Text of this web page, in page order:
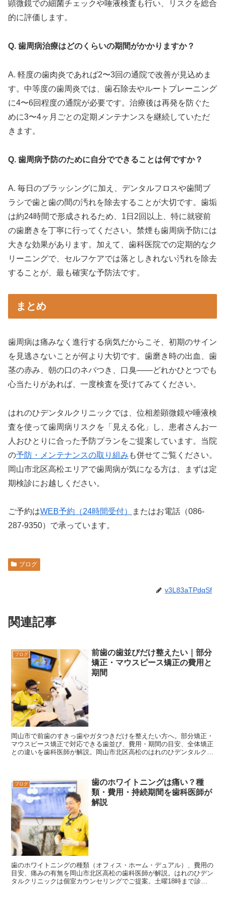
顕微鏡での細菌チェックや唾液検査も行い、リスクを総合
的に評価します。
Q. 歯周病治療はどのくらいの期間がかかりますか？
A. 軽度の歯肉炎であれば2〜3回の通院で改善が見込めま
す。中等度の歯周炎では、歯石除去やルートプレーニング
に4〜6回程度の通院が必要です。治療後は再発を防ぐた
めに3〜4ヶ月ごとの定期メンテナンスを継続していただ
きます。
Q. 歯周病予防のために自分でできることは何ですか？
A. 毎日のブラッシングに加え、デンタルフロスや歯間ブ
ラシで歯と歯の間の汚れを除去することが大切です。歯垢
は約24時間で形成されるため、1日2回以上、特に就寝前
の歯磨きを丁寧に行ってください。禁煙も歯周病予防には
大きな効果があります。加えて、歯科医院での定期的なク
リーニングで、セルフケアでは落としきれない汚れを除去
することが、最も確実な予防法です。
まとめ
歯周病は痛みなく進行する病気だからこそ、初期のサイン
を見逃さないことが何より大切です。歯磨き時の出血、歯
茎の赤み、朝の口のネバつき、口臭——どれかひとつでも
心当たりがあれば、一度検査を受けてみてください。
はれのひデンタルクリニックでは、位相差顕微鏡や唾液検
査を使って歯周病リスクを「見える化」し、患者さんお一
人おひとりに合った予防プランをご提案しています。当院
の予防・メンテナンスの取り組み も併せてご覧ください。
岡山市北区高松エリアで歯周病が気になる方は、まずは定
期検診にお越しください。
ご予約はWEB予約（24時間受付）
またはお電話（086-
287-9350）で承っています。
ブログ
v3L83aTPdqSf
関連記事
ブログ
前歯の歯並びだけ整えたい｜部分
矯正・マウスピース矯正の費用と
期間
岡山市で前歯のすきっ歯やガタつきだけを整えたい方へ。部分矯正・
マウスピース矯正で対応できる歯並び、費用・期間の目安、全体矯正
との違いを歯科医師が解説。岡山市北区高松のはれのひデンタルクリ
ブログ
歯のホワイトニングは痛い？種
類・費用・持続期間を歯科医師が
解説
歯のホワイトニングの種類（オフィス・ホーム・デュアル）、費用の
目安、痛みの有無を岡山市北区高松の歯科医師が解説。はれのひデン
タルクリニックは個室カウンセリングでご提案。土曜18時まで診